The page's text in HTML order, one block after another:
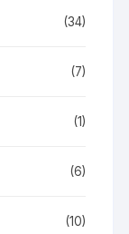
(34)
(7)
(1)
(6)
(10)